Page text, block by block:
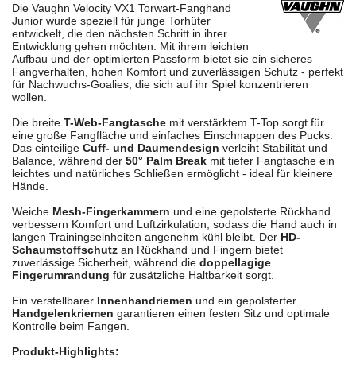
Die Vaughn Velocity VX1 Torwart-Fanghand
Junior wurde speziell für junge Torhüter
entwickelt, die den nächsten Schritt in ihrer
Entwicklung gehen möchten. Mit ihrem leichten
Aufbau und der optimierten Passform bietet sie ein sicheres
Fangverhalten, hohen Komfort und zuverlässigen Schutz - perfekt
für Nachwuchs-Goalies, die sich auf ihr Spiel konzentrieren
wollen.
Die breite T-Web-Fangtasche mit verstärktem T-Top sorgt für
eine große Fangfläche und einfaches Einschnappen des Pucks.
Das einteilige Cuff- und Daumendesign verleiht Stabilität und
Balance, während der 50° Palm Break mit tiefer Fangtasche ein
leichtes und natürliches Schließen ermöglicht - ideal für kleinere
Hände.
Weiche Mesh-Fingerkammern und eine gepolsterte Rückhand
verbessern Komfort und Luftzirkulation, sodass die Hand auch in
langen Trainingseinheiten angenehm kühl bleibt. Der HD-
Schaumstoffschutz an Rückhand und Fingern bietet
zuverlässige Sicherheit, während die doppellagige
Fingerumrandung für zusätzliche Haltbarkeit sorgt.
Ein verstellbarer Innenhandriemen und ein gepolsterter
Handgelenkriemen garantieren einen festen Sitz und optimale
Kontrolle beim Fangen.
Produkt-Highlights: